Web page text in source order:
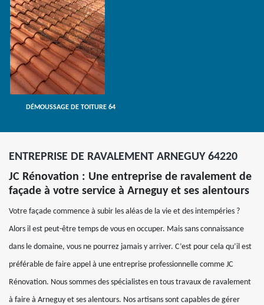
DÉMOUSSAGE DE TOITURE 64
ENTREPRISE DE RAVALEMENT ARNEGUY 64220
JC Rénovation : Une entreprise de ravalement de
façade à votre service à Arneguy et ses alentours
Votre façade commence à subir les aléas de la vie et des intempéries ?
Alors il est peut-être temps de vous en occuper. Mais sans connaissance
dans le domaine, vous ne pourrez jamais y arriver. C’est pour cela qu’il est
préférable de faire appel à une entreprise professionnelle comme JC
Rénovation. Nous sommes des spécialistes en tous travaux de ravalement
à faire à Arneguy et ses alentours. Nos artisans sont capables de gérer